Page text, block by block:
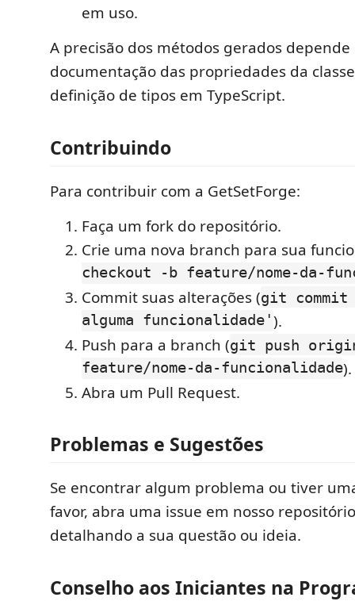
em uso.
A precisão dos métodos gerados
documentação das propriedades da
definição de tipos em TypeScript.
Contribuindo
Para contribuir com a GetSetForge:
Faça um fork do repositório.
Crie uma nova branch para sua
checkout -b feature/nome-da-
Commit suas alterações (git commit
alguma funcionalidade').
Push para a branch (git push
feature/nome-da-funcionalidade).
Abra um Pull Request.
Problemas e Sugestões
Se encontrar algum problema ou tiver
favor, abra uma issue em nosso
detalhando a sua questão ou ideia.
Conselho aos Iniciantes na